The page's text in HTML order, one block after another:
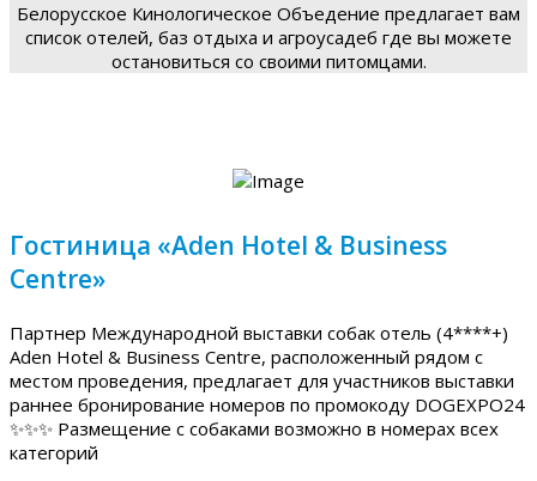
Белорусское Кинологическое Объедение предлагает вам
список отелей, баз отдыха и агроусадеб где вы можете
остановиться со своими питомцами.
Гостиница «Aden Hotel & Business
Centre»
Партнер Международной выставки собак отель (4****+)
Aden Hotel & Business Centre, расположенный рядом с
местом проведения, предлагает для участников выставки
раннее бронирование номеров по промокоду DOGEXPO24
✨✨✨ Размещение с собаками возможно в номерах всех
категорий